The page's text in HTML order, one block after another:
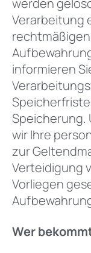
Verarbeitung
informieren
Speicherung.
wir Ihre
zur
Verteidigung
Vorliegen
Wer